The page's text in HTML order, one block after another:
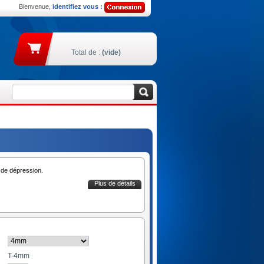
Bienvenue, identifiez vous :
Total de : (vide)
dépression.
Plus de détails
T-4mm